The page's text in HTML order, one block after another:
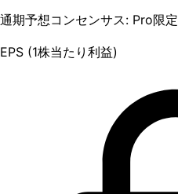
通期予想コンセンサス: Pro限定
EPS (1株当たり利益)